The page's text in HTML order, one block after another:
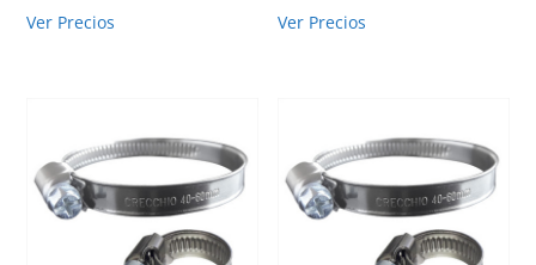
Ver Precios Ver Precios